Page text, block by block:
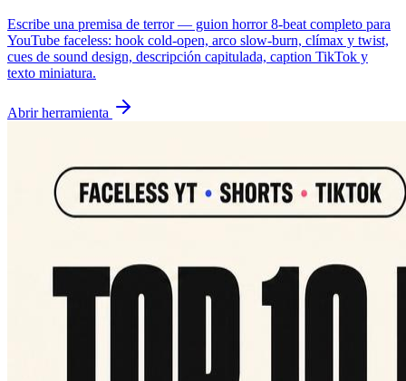
Escribe una premisa de terror — guion horror 8-beat completo para
YouTube faceless: hook cold-open, arco slow-burn, clímax y twist,
cues de sound design, descripción capitulada, caption TikTok y
texto miniatura.
Abrir herramienta